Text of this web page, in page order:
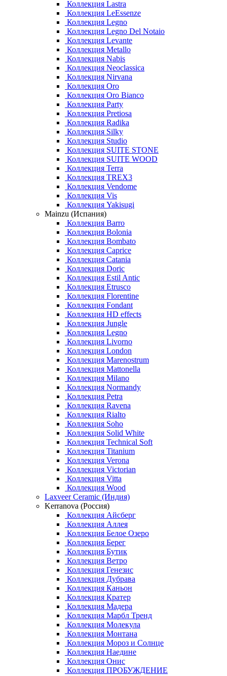
Коллекция Lastra
Коллекция LeEssenze
Коллекция Legno
Коллекция Legno Del Notaio
Коллекция Levante
Коллекция Metallo
Коллекция Nabis
Коллекция Neoclassica
Коллекция Nirvana
Коллекция Oro
Коллекция Oro Bianco
Коллекция Party
Коллекция Pretiosa
Коллекция Radika
Коллекция Silky
Коллекция Studio
Коллекция SUITE STONE
Коллекция SUITE WOOD
Коллекция Terra
Коллекция TREX3
Коллекция Vendome
Коллекция Vis
Коллекция Yakisugi
Mainzu (Испания)
Коллекция Barro
Коллекция Bolonia
Коллекция Bombato
Коллекция Caprice
Коллекция Catania
Коллекция Doric
Коллекция Estil Antic
Коллекция Etrusco
Коллекция Florentine
Коллекция Fondant
Коллекция HD effects
Коллекция Jungle
Коллекция Legno
Коллекция Livorno
Коллекция London
Коллекция Marenostrum
Коллекция Mattonella
Коллекция Milano
Коллекция Normandy
Коллекция Petra
Коллекция Ravena
Коллекция Rialto
Коллекция Soho
Коллекция Solid White
Коллекция Technical Soft
Коллекция Titanium
Коллекция Verona
Коллекция Victorian
Коллекция Vitta
Коллекция Wood
Laxveer Ceramic (Индия)
Kerranova (Россия)
Коллекция Айсберг
Коллекция Аллея
Коллекция Белое Озеро
Коллекция Берег
Коллекция Бутик
Коллекция Ветро
Коллекция Генезис
Коллекция Дубрава
Коллекция Каньон
Коллекция Кратер
Коллекция Мадера
Коллекция Марбл Тренд
Коллекция Молекула
Коллекция Монтана
Коллекция Мороз и Солнце
Коллекция Наедине
Коллекция Онис
Коллекция ПРОБУЖДЕНИЕ